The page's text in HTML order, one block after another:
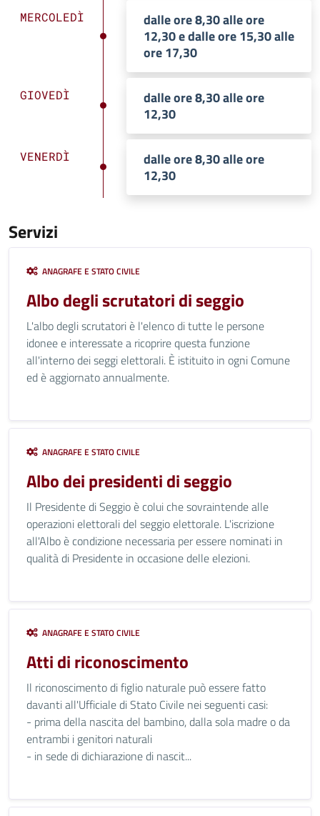
MERCOLEDÌ
dalle ore 8,30 alle ore
12,30 e dalle ore 15,30 alle
ore 17,30
GIOVEDÌ
dalle ore 8,30 alle ore
12,30
VENERDÌ
dalle ore 8,30 alle ore
12,30
Servizi
ANAGRAFE E STATO CIVILE
Albo degli scrutatori di seggio
L'albo degli scrutatori è l'elenco di tutte le persone
idonee e interessate a ricoprire questa funzione
all'interno dei seggi elettorali. È istituito in ogni Comune
ed è aggiornato annualmente.
ANAGRAFE E STATO CIVILE
Albo dei presidenti di seggio
Il Presidente di Seggio è colui che sovraintende alle
operazioni elettorali del seggio elettorale. L'iscrizione
all'Albo è condizione necessaria per essere nominati in
qualità di Presidente in occasione delle elezioni.
ANAGRAFE E STATO CIVILE
Atti di riconoscimento
Il riconoscimento di figlio naturale può essere fatto
davanti all'Ufficiale di Stato Civile nei seguenti casi:
- prima della nascita del bambino, dalla sola madre o da
entrambi i genitori naturali
- in sede di dichiarazione di nascit...